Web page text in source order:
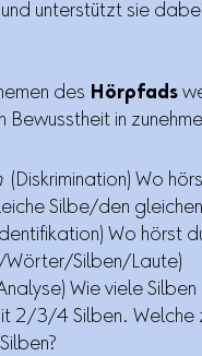
unterstützt sie
des Hörpfads
Bewusstheit in
(Diskrimination) Wo
Silbe/den
Wo hörst
Wörter/Silben/Laute)
Wie viele Silben
2/3/4 Silben. Welche